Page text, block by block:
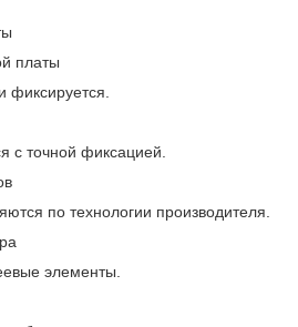
платы
фиксируется.
с точной фиксацией.
по технологии производителя.
элементы.